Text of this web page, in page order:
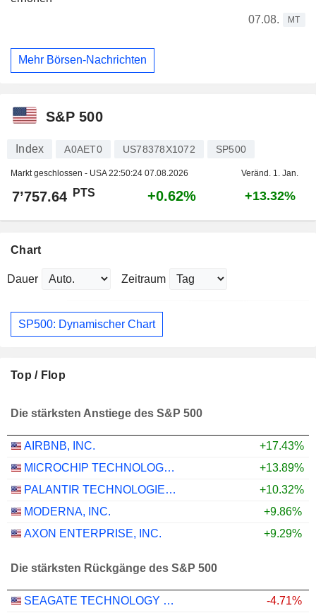
07.08.
MT
Mehr Börsen-Nachrichten
S&P 500
Index A0AET0 US78378X1072 SP500
Markt geschlossen - USA22:50:24 07.08.2026 Veränd. 1. Jan.
7’757.64 PTS +0.62% +13.32%
Chart
Dauer Zeitraum
SP500: Dynamischer Chart
Top / Flop
Die stärksten Anstiege des S&P 500
AIRBNB, INC.
+17.43%
MICROCHIP TECHNOLOGY INCORPORATED
+13.89%
PALANTIR TECHNOLOGIES INC.
+10.32%
MODERNA, INC.
+9.86%
AXON ENTERPRISE, INC.
+9.29%
Die stärksten Rückgänge des S&P 500
SEAGATE TECHNOLOGY HOLDINGS PLC -4.71%